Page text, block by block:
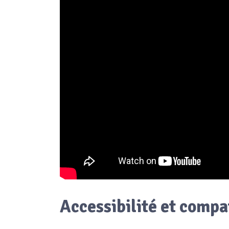
Accessibilité et